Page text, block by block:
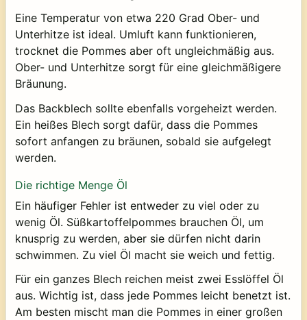
Eine Temperatur von etwa 220 Grad Ober- und
Unterhitze ist ideal. Umluft kann funktionieren,
trocknet die Pommes aber oft ungleichmäßig aus.
Ober- und Unterhitze sorgt für eine gleichmäßigere
Bräunung.
Das Backblech sollte ebenfalls vorgeheizt werden.
Ein heißes Blech sorgt dafür, dass die Pommes
sofort anfangen zu bräunen, sobald sie aufgelegt
werden.
Die richtige Menge Öl
Ein häufiger Fehler ist entweder zu viel oder zu
wenig Öl. Süßkartoffelpommes brauchen Öl, um
knusprig zu werden, aber sie dürfen nicht darin
schwimmen. Zu viel Öl macht sie weich und fettig.
Für ein ganzes Blech reichen meist zwei Esslöffel Öl
aus. Wichtig ist, dass jede Pommes leicht benetzt ist.
Am besten mischt man die Pommes in einer großen